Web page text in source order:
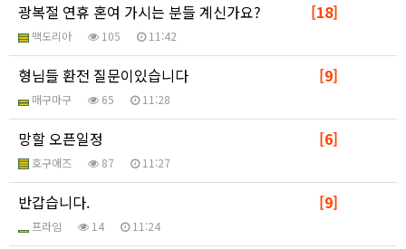
[18]
광복절 연휴 혼여 가시는 분들 계신가요?
맥도리아 105 11:42
[9]
형님들 환전 질문이있습니다
매구마구 65 11:28
[6]
망할 오픈일정
호구애즈 87 11:27
[9]
반갑습니다.
프라임 14 11:24